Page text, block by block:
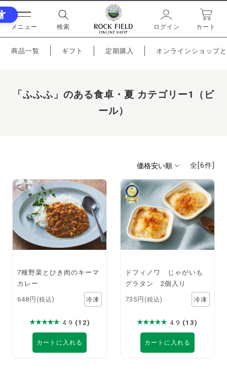
メニュー 検索 ログイン カート
商品一覧 ギフト 定期購入 オンラインショップ
「ふふふ」のある食卓・夏 カテゴリー1（ビ
ール）
全[6件]
7種野菜とひき肉のキーマ
カレー
648円 (税込)
4.9 (12)
カートに入れる
ドフィノワ じゃがいも
グラタン 2個入り
735円 (税込)
4.9 (13)
カートに入れる